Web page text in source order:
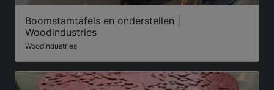
Boomstamtafels en onderstellen |
Woodindustries
Woodindustries